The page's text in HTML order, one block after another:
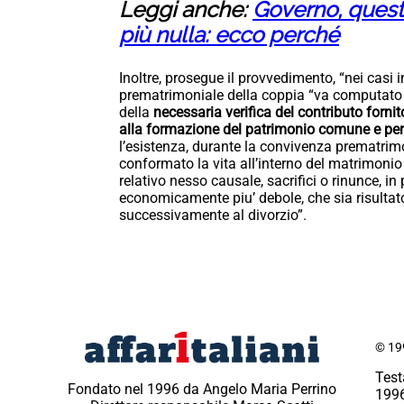
Leggi anche: Governo,
più nulla: ecco perché
Inoltre, prosegue il provvedimento, “nei
prematrimoniale della coppia “va
della necessaria verifica del contributo
alla formazione del patrimonio comune e
l’esistenza, durante la convivenza
conformato la vita all’interno del
relativo nesso causale, sacrifici o rinunce,
economicamente piu’ debole, che sia
successivamente al divorzio”.
Fondato nel 1996 da Angelo Maria Perrino
©